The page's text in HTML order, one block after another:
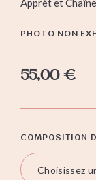
Apprêt et
PHOTO NON
55,00€
COMPOSITION